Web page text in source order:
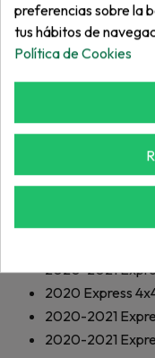
2019-2020TXT
2019-2020
2019-2020TXT
2019-2020Valor
2019-2021
2017-2021
2020-2021
2020 Express
2020-2021
2020-2021
preferencias sobre la
tus hábitos de
Política de Cookies